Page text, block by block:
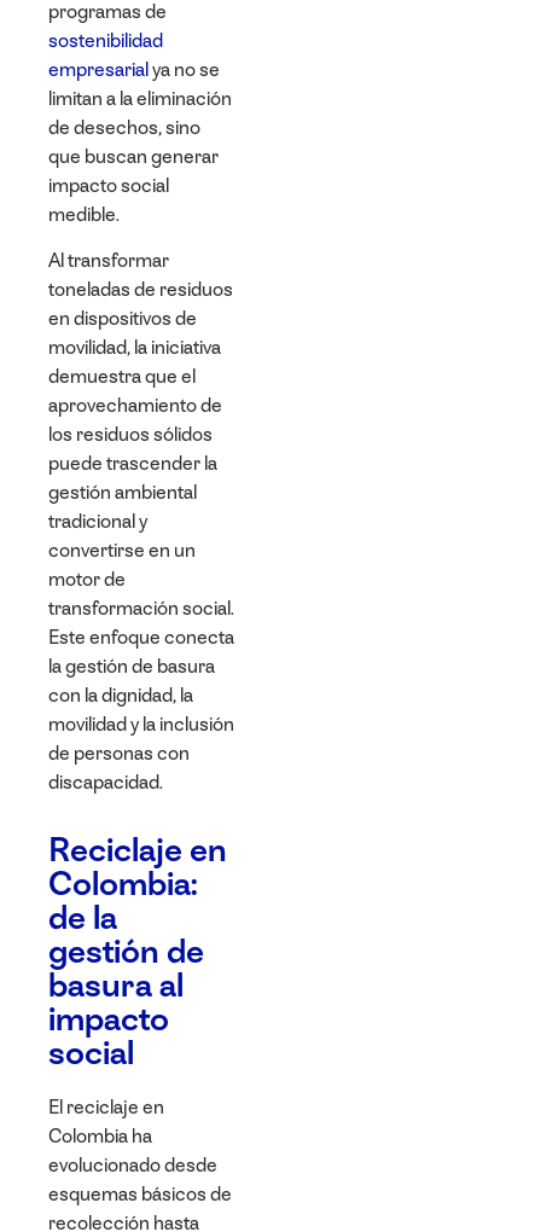
programas de
sostenibilidad
empresarialya no se
limitan a la eliminación
de desechos, sino
que buscan generar
impacto social
medible.
Al transformar
toneladas de residuos
en dispositivos de
movilidad, la iniciativa
demuestra que el
aprovechamiento de
los residuos sólidos
puede trascender la
gestión ambiental
tradicional y
convertirse en un
motor de
transformación social.
Este enfoque conecta
la gestión de basura
con la dignidad, la
movilidad y la inclusión
de personas con
discapacidad.
Reciclaje en
Colombia:
de la
gestión de
basura al
impacto
social
El reciclaje en
Colombia ha
evolucionado desde
esquemas básicos de
recolección hasta